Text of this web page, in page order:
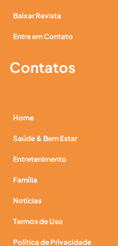
Baixar Revista
Entre em Contato
Contatos
Home
Saúde & Bem Estar
Entretenimento
Família
Notícias
Termos de Uso
Política de Privacidade